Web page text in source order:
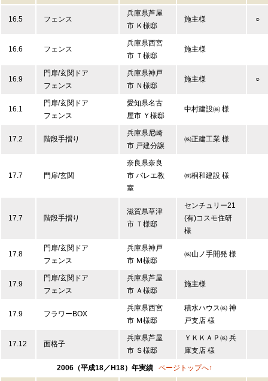
16.5 フェンス
兵庫県芦屋
市 Ｋ様邸
施主様 ○
16.6 フェンス
兵庫県西宮
市 Ｔ様邸
施主様
16.9
門扉/玄関ドア
フェンス
兵庫県神戸
市 Ｎ様邸
施主様 ○
16.1
門扉/玄関ドア
フェンス
愛知県名古
屋市 Ｙ様邸
中村建設㈱ 様
17.2 階段手摺り
兵庫県尼崎
市 戸建分譲
㈱正建工業 様
17.7 門扉/玄関
奈良県奈良
市 バレエ教
室
㈱桐和建設 様
17.7 階段手摺り
滋賀県草津
市 Ｔ様邸
センチュリー21
(有)コスモ住研
様
17.8
門扉/玄関ドア
フェンス
兵庫県神戸
市 Ｍ様邸
㈱山ノ手開発 様
17.9
門扉/玄関ドア
フェンス
兵庫県芦屋
市 Ａ様邸
施主様
17.9 フラワーBOX
兵庫県西宮
市 Ｍ様邸
積水ハウス㈱ 神
戸支店 様
17.12 面格子
兵庫県芦屋
市 Ｓ様邸
ＹＫＫＡＰ㈱ 兵
庫支店 様
2006（平成18／H18）年実績 ページトップへ↑